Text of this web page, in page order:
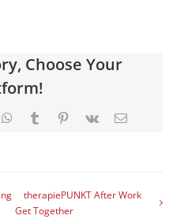
Choose Your
WhatsApp
TumblrPinterest
Vk
E-
therapiePUNKT After Work
Get Together